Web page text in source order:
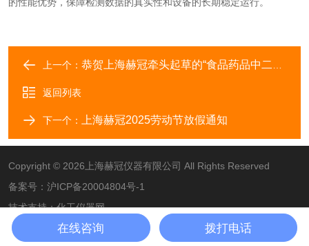
上一个： 恭贺上海赫冠牵头起草的“食品药品中二氧化硫检测（蒸馏）仪”团体标准实施
返回列表
下一个： 上海赫冠2025劳动节放假通知
Copyright © 2026上海赫冠仪器有限公司 All Rights Reserved
备案号： 沪ICP备20004804号-1
技术支持：化工仪器网
管理登录
sitemap.xml
在线咨询 拨打电话